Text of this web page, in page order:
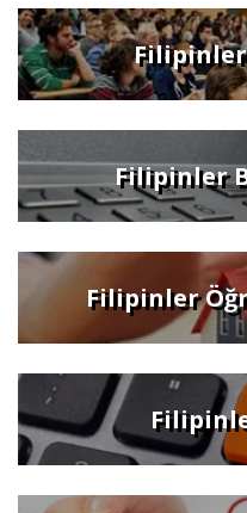
Filipinler
Filipinler